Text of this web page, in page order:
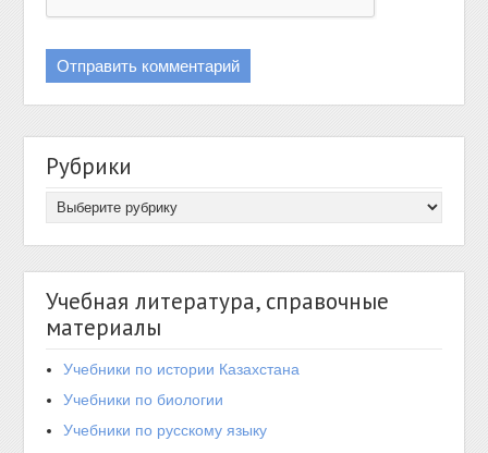
Рубрики
Учебная литература, справочные
материалы
Учебники по истории Казахстана
Учебники по биологии
Учебники по русскому языку